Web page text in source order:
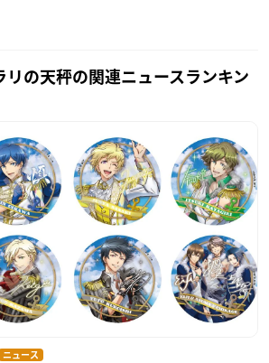
リの天秤の関連ニュースランキン
ニュース